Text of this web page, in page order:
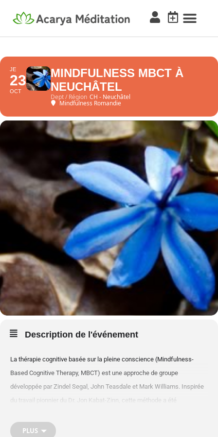
JE
23
OCT
MINDFULNESS MBCT À
NEUCHÂTEL
Dept / Région CH - Neuchâtel
Mindfulness Romandie
Description de l'événement
La thérapie cognitive basée sur la pleine conscience (Mindfulness-
Based Cognitive Therapy, MBCT) est une approche de groupe
développée par Zindel Segal, John Teasdale et Mark Williams. Inspirée
du travail pionnier du Dr. Jon Kabat-Zinn, cette méthode a été
PLUS